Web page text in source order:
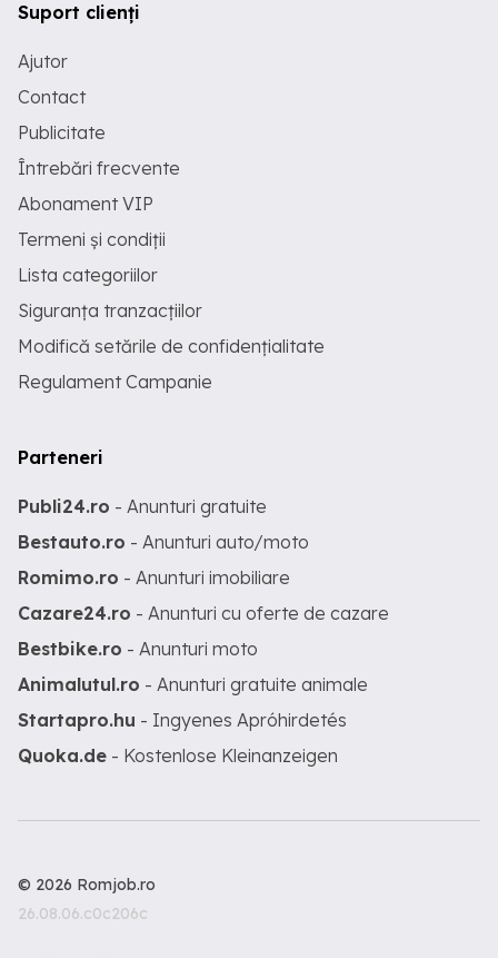
Suport clienți
Ajutor
Contact
Publicitate
Întrebări frecvente
Abonament VIP
Termeni și condiții
Lista categoriilor
Siguranța tranzacțiilor
Modifică setările de confidențialitate
Regulament Campanie
Parteneri
Publi24.ro - Anunturi gratuite
Bestauto.ro - Anunturi auto/moto
Romimo.ro - Anunturi imobiliare
Cazare24.ro - Anunturi cu oferte de cazare
Bestbike.ro - Anunturi moto
Animalutul.ro - Anunturi gratuite animale
Startapro.hu - Ingyenes Apróhirdetés
Quoka.de - Kostenlose Kleinanzeigen
© 2026 Romjob.ro
26.08.06.c0c206c